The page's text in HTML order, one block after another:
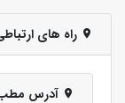
راه های
آدرس مطب